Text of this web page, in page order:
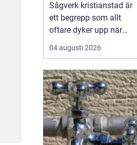
Sågverk kristianstad är
ett begrepp som allt
oftare dyker upp när
husbyggare, snickare
och markägare söker
trävaror i nordöstra
skåne. Områdets långa
tradition av skogsbruk
och hantverk har skapat
en stark bas för sågverk
som k...
04 augusti 2026